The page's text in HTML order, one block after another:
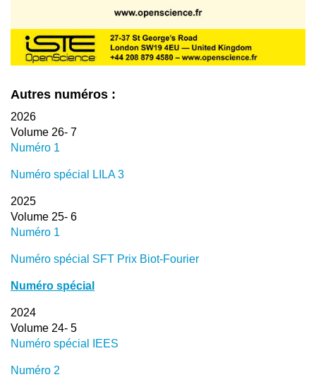
Autres numéros :
2026
Volume 26- 7
Numéro 1
Numéro spécial LILA 3
2025
Volume 25- 6
Numéro 1
Numéro spécial SFT Prix Biot-Fourier
Numéro spécial
2024
Volume 24- 5
Numéro spécial IEES
Numéro 2